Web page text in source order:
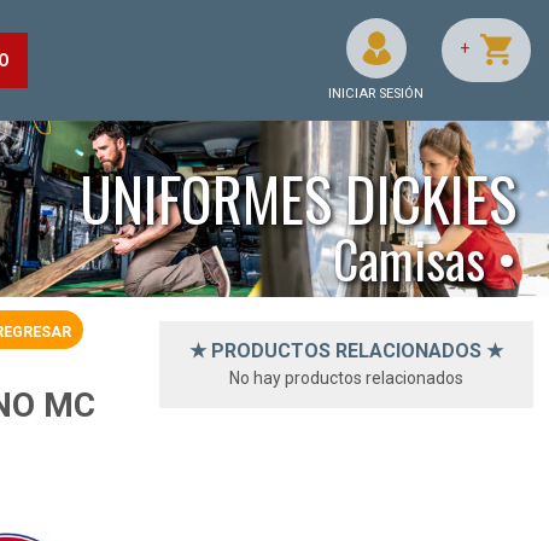
INICIAR SESIÓN
+
UNIFORMES DICKIES
Camisas •
MC
★ PRODUCTOS RELACIONADOS ★
No hay productos relacionados